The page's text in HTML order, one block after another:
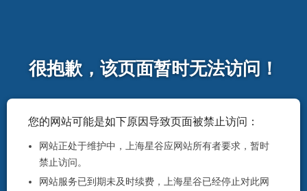
很抱歉，该页面暂时无法访问！
您的网站可能是如下原因导致页面被禁止访问：
网站正处于维护中，上海星谷应网站所有者要求，暂时
禁止访问。
网站服务已到期未及时续费，上海星谷已经停止对此网